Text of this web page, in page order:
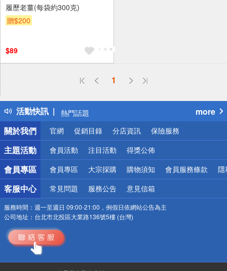
履歷老薑(每袋約300克)
贈$200
$89
1
活動快訊
偏遠地區配送
得獎公告
熱門話題
銀行優惠
偏遠地區配送
詐騙網頁！請小心！
more
關於我們
官網 促銷目錄 分店資訊 保險服務
主題活動 會員活動 注目活動 得獎公佈
會員專區 會員專區 大宗採購 購物須知 會員服務條款 隱
客服中心 常見問題 服務公告 意見信箱
服務時間： 週一至週日 09:00-21:00，例假日依網站公告為主
公司地址： 台北市北投區大業路136號5樓 (台灣)